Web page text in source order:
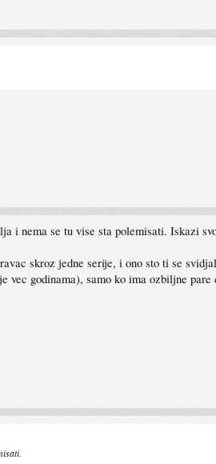
i nema se tu vise sta polemisati. Iskazi
skroz jedne serije, i ono sto ti se
vec godinama), samo ko ima ozbiljne